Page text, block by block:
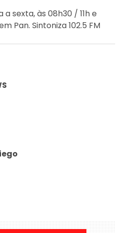
a sexta, às 08h30 / 11h e
Pan. Sintoniza 102.5 FM